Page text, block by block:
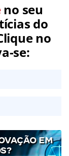
no seu
do
no
se:
EM